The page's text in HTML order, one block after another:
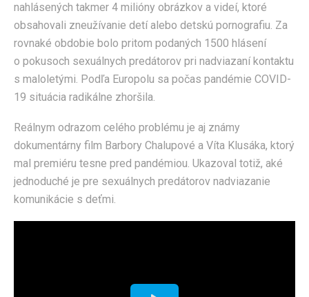
nahlásených takmer 4 milióny obrázkov a videí, ktoré
obsahovali zneužívanie detí alebo detskú pornografiu. Za
rovnaké obdobie bolo pritom podaných 1500 hlásení
o pokusoch sexuálnych predátorov pri nadviazaní kontaktu
s maloletými. Podľa Europolu sa počas pandémie COVID-
19 situácia radikálne zhoršila.
Reálnym odrazom celého problému je aj známy
dokumentárny film Barbory Chalupové a Víta Klusáka, ktorý
mal premiéru tesne pred pandémiou. Ukazoval totiž, aké
jednoduché je pre sexuálnych predátorov nadviazanie
komunikácie s deťmi.